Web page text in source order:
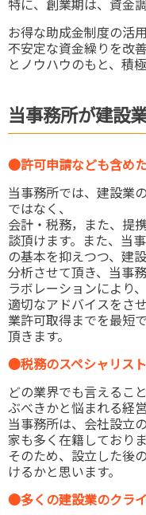
特に、創業期は、資金
お得な助成金制度の活
不安定な資金繰りを改
とノウハウのもと、積
当事務所が建設
●許可申請なども含め
当事務所では、建設業
ではなく、
会計・税務，また、提
談頂けます。また、当
の基本を抑えつつ、建
分析させて頂き、当事
ラボレーションにより、
適切なアドバイスをさ
業許可取得までを最短
頂きます。
●税務のスペシャリスト
どの業界でも言えるこ
ぶべきかと悩まれる経
当事務所は、会社設立
家も多く在籍しておりま
そのため、設立した後
けるかと思います。
●多くの建設業のクラ